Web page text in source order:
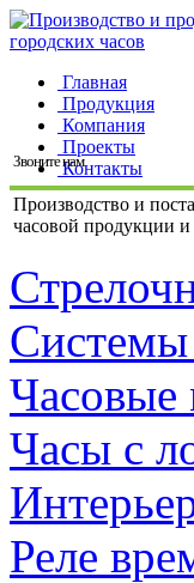
Главная
Продукция
Компания
Проекты
Контакты
Звоните нам
Производство и
часовой продукции
Часовые
Часы с
Реле